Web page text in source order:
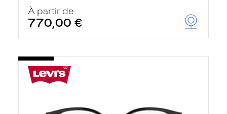
À partir de
770,00 €